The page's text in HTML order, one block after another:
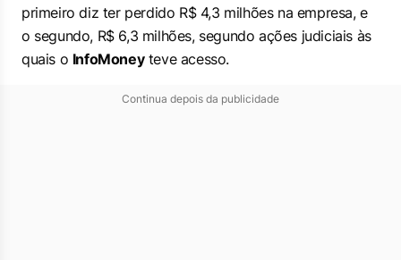
primeiro diz ter perdido R$ 4,3 milhões na empresa, e
o segundo, R$ 6,3 milhões, segundo ações judiciais às
quais o InfoMoneyteve acesso.
Continua depois da publicidade